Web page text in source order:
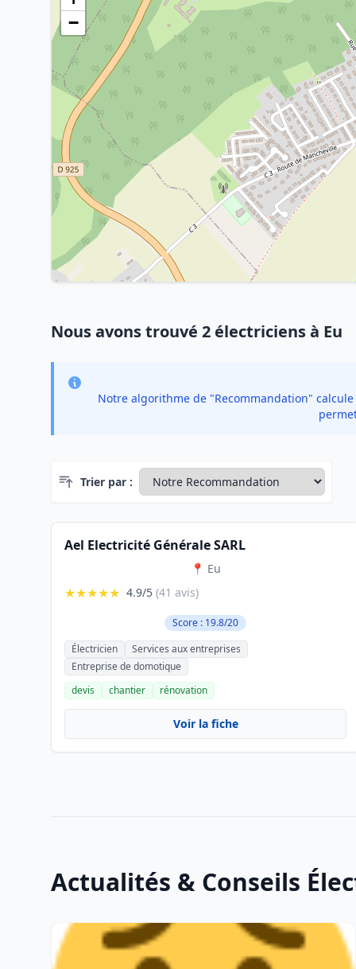
−
Nous avons trouvé 2 électriciens à Eu
Notre algorithme de "Recommandation"
Trier par :
Ael Electricité Générale SARL
📍 Eu
★★★★★ 4.9/5 (41 avis)
Score : 19.8/20
Électricien
Services aux entreprises
Entreprise de domotique
devis
chantier rénovation
Voir la fiche
Actualités & Conseils